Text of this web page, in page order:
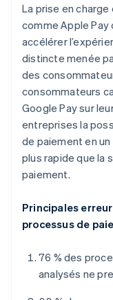
La prise en
comme Apple Pay
accélérer
distincte menée
des
consommateurs
Google Pay sur
entreprises la
de paiement en
plus rapide que la
paiement.
Principales
processus de
76 % des
analysés ne